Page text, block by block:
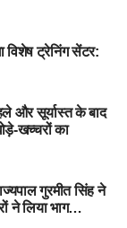
विशेष ट्रेनिंग सेंटर:
और सूर्यास्त के बाद
खच्चरों का
गुरमीत सिंह ने
ने लिया भाग…